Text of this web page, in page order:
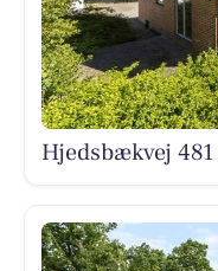
Hjedsbækvej